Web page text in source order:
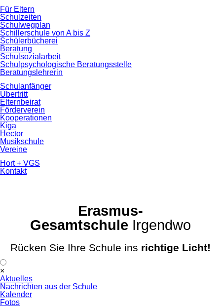
Für Eltern
Schulzeiten
Schulwegplan
Schillerschule von A bis Z
Schülerbücherei
Beratung
Schulsozialarbeit
Schulpsychologische Beratungsstelle
Beratungslehrerin
Schulanfänger
Übertritt
Elternbeirat
Förderverein
Kooperationen
Kiga
Hector
Musikschule
Vereine
Hort + VGS
Kontakt
Erasmus-
Gesamtschule Irgendwo
Rücken Sie Ihre Schule ins richtige Licht!
×
überspringen
Aktuelles
Nachrichten aus der Schule
Kalender
Fotos